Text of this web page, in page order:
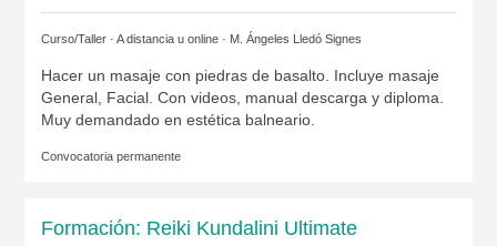
Curso/Taller · A distancia u online · M. Ángeles Lledó Signes
Hacer un masaje con piedras de basalto. Incluye masaje
General, Facial. Con videos, manual descarga y diploma.
Muy demandado en estética balneario.
Convocatoria permanente
Formación: Reiki Kundalini Ultimate